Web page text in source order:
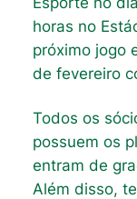
horas no
próximo jogo
de fevereiro
Todos os
possuem os
entram de
Além disso,